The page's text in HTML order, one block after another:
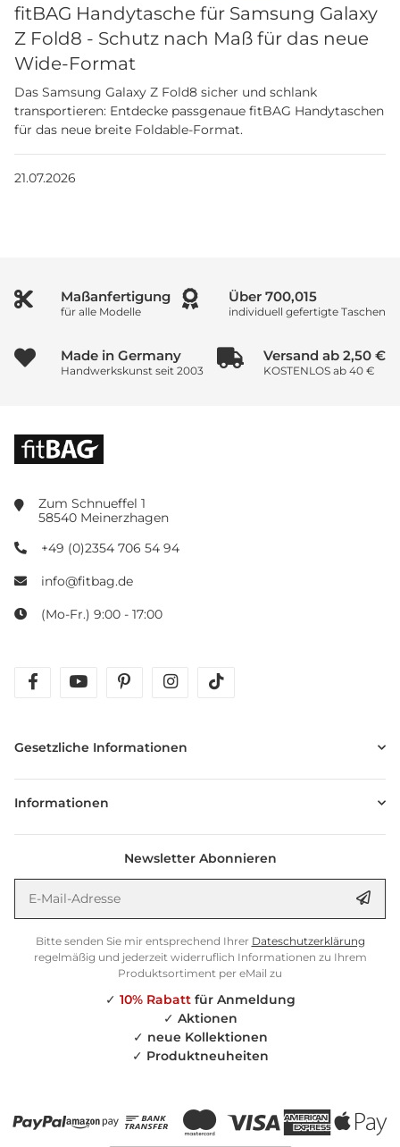
fitBAG Handytasche für Samsung Galaxy
Z Fold8 - Schutz nach Maß für das neue
Wide-Format
Das Samsung Galaxy Z Fold8 sicher und schlank
transportieren: Entdecke passgenaue fitBAG Handytaschen
für das neue breite Foldable-Format.
21.07.2026
Maßanfertigung
für alle Modelle
Über 833,351
individuell gefertigte Taschen
Made in Germany
Handwerkskunst seit 2003
Versand ab 2,50 €
KOSTENLOS ab 40 €
Zum Schnueffel 1
58540 Meinerzhagen
+49 (0)2354 706 54 94
info@fitbag.de
(Mo-Fr.) 9:00 - 17:00
facebookyoutubepinterestinstagram
Gesetzliche Informationen
Informationen
Newsletter Abonnieren
Bitte senden Sie mir entsprechend Ihrer Dateschutzerklärung
regelmäßig und jederzeit widerruflich Informationen zu Ihrem
Produktsortiment per eMail zu
✓ 10% Rabattfür Anmeldung
✓ Aktionen
✓ neue Kollektionen
✓ Produktneuheiten